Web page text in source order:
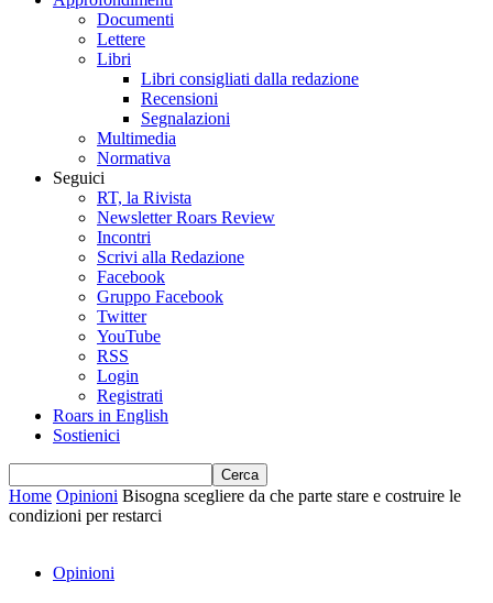
Documenti
Lettere
Libri
Libri consigliati dalla redazione
Recensioni
Segnalazioni
Multimedia
Normativa
Seguici
RT, la Rivista
Newsletter Roars Review
Incontri
Scrivi alla Redazione
Facebook
Gruppo Facebook
Twitter
YouTube
RSS
Login
Registrati
Roars in English
Sostienici
Home Opinioni Bisogna scegliere da che parte stare e costruire le
condizioni per restarci
Opinioni